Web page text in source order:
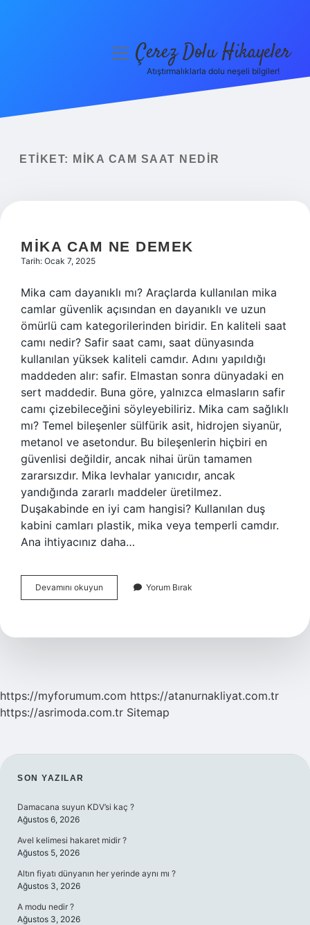
Yasal Uyarı
menüyüÇerez Dolu Hikayeler
Atıştırmalıklarla dolu neşeli bilgiler!
ETIKET: MIKA CAM SAAT NEDIR
MIKA CAM NE DEMEK
Tarih: Ocak 7, 2025
Mika cam dayanıklı mı? Araçlarda kullanılan mika
camlar güvenlik açısından en dayanıklı ve uzun
ömürlü cam kategorilerinden biridir. En kaliteli saat
camı nedir? Safir saat camı, saat dünyasında
kullanılan yüksek kaliteli camdır. Adını yapıldığı
maddeden alır: safir. Elmastan sonra dünyadaki en
sert maddedir. Buna göre, yalnızca elmasların safir
camı çizebileceğini söyleyebiliriz. Mika cam sağlıklı
mı? Temel bileşenler sülfürik asit, hidrojen siyanür,
metanol ve asetondur. Bu bileşenlerin hiçbiri en
güvenlisi değildir, ancak nihai ürün tamamen
zararsızdır. Mika levhalar yanıcıdır, ancak
yandığında zararlı maddeler üretilmez.
Duşakabinde en iyi cam hangisi? Kullanılan duş
kabini camları plastik, mika veya temperli camdır.
Ana ihtiyacınız daha…
Devamını okuyun
Cam
Yorum Bırak
https://myforumum.com https://atanurnakliyat.com.tr
https://asrimoda.com.tr Sitemap
SIDEBAR
SON YAZILAR
Damacana suyun KDV’si kaç ?
Ağustos 6, 2026
Avel kelimesi hakaret midir ?
Ağustos 5, 2026
Altın fiyatı dünyanın her yerinde aynı mı ?
Ağustos 3, 2026
A modu nedir ?
Ağustos 3, 2026